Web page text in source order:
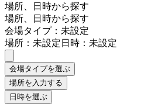
場所、日時から探す
場所、日時から探す
会場タイプ：未設定
場所：未設定日時：未設定
会場タイプを選ぶ
場所を入力する
日時を選ぶ